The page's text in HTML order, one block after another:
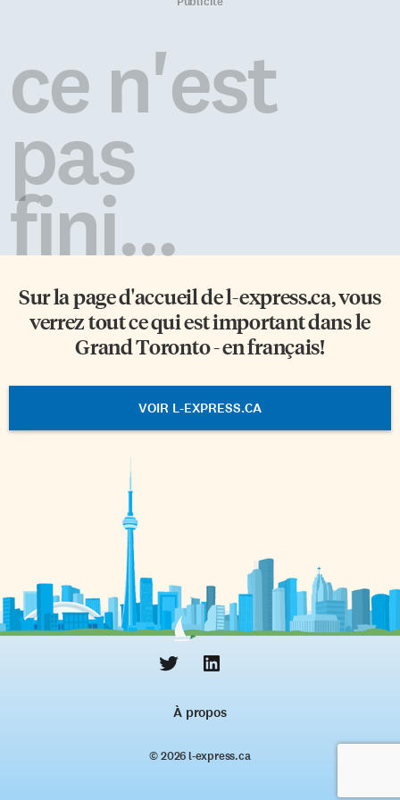
récréotouristique», précise un
des membres du bureau de
direction du CTE, Jean-Claude
les vestiges de l’enceinte du
Fort Magny portant le nom du
général Étienne Magny, héro de
la guerre […]
déréglé» sans le savoir. Selon
ces publications, un
«débalancement» du cortisol
ce n'est
pas
fini...
Sur la page d'accueil del-express.ca, vous
verrez tout ce qui est important dans le
Grand Toronto - en français!
VOIR L-EXPRESS.CA
À propos
© 2026 l‑express.ca